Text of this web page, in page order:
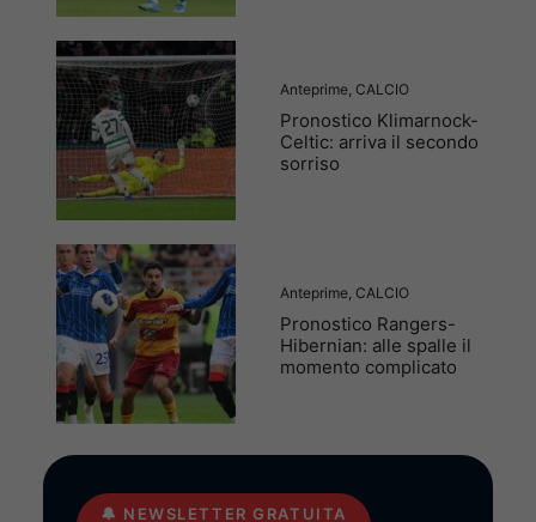
Anteprime, CALCIO
Pronostico Klimarnock-
Celtic: arriva il secondo
sorriso
Anteprime, CALCIO
Pronostico Rangers-
Hibernian: alle spalle il
momento complicato
🔔 NEWSLETTER GRATUITA